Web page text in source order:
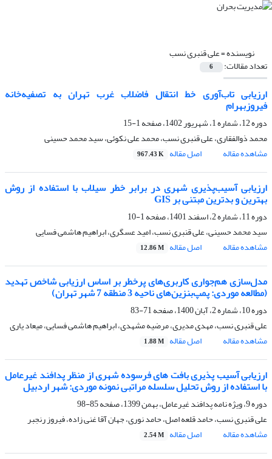
نویسنده =علی قنبری نسب
تعداد مقالات: 6
ارزیابی تاب‌آوری خط انتقال فاضلاب غرب تهران به تصفیه‌خانه
فیروز‌بهرام
دوره 12، شماره 1، شهریور 1402، صفحه
1-15
محمد ذوالفقاری، علی قنبری نسب، محمد علی نکوئی، سید محمد حسینی
مشاهده مقاله
اصل مقاله 967.43 K
ارزیابی آسیب‌پذیری شهری در برابر خطر سیلاب با استفاده از روش
بهترین و بدترین مبتنی بر GIS
دوره 11، شماره 2، اسفند 1401، صفحه
1-10
سید محمد حسینی، علی قنبری نسب، امید عسگری، ابراهیم هاشمی فسایی
مشاهده مقاله
اصل مقاله 12.86 M
مدل‌سازی هم‌جواری کاربری‌های پرخطر بر اساس ارزیابی شاخص تهدید
(مطالعه موردی: پمپ‌بنزین‌های ناحیه 3 منطقه 7 شهر تهران)
دوره 10، شماره 2، آبان 1400، صفحه
71-83
علی قنبری نسب، مهدی مدیری، مرضیه مشهدی، ابراهیم هاشمی فسایی، میعاد یاری
مشاهده مقاله
اصل مقاله 1.88 M
ارزیابی آسیب پذیری بافت های فرسوده شهری از منظر پدافند غیرعامل
با استفاده از روش تحلیل سلسله مراتبی نمونه موردی: شهر اردبیل
دوره 9، ویژه نامه پدافند غیرعامل، بهمن 1399، صفحه
85-98
علی قنبری نسب، حامد قلعه اصل، حامد نوری، جهان آقا غنی زاده، فیروز رنجبر
مشاهده مقاله
اصل مقاله 2.54 M